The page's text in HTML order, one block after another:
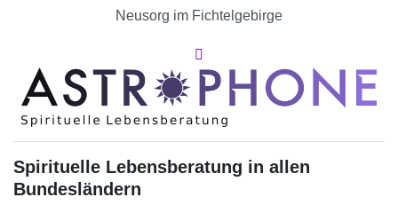
Neusorg im Fichtelgebirge
Spirituelle Lebensberatung in allen
Bundesländern